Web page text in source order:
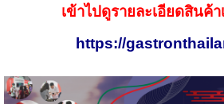
เข้าไปดูรายละเอียดสินค้
https://